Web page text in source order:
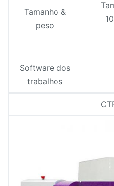
Tamanho &
peso
Software dos
trabalhos